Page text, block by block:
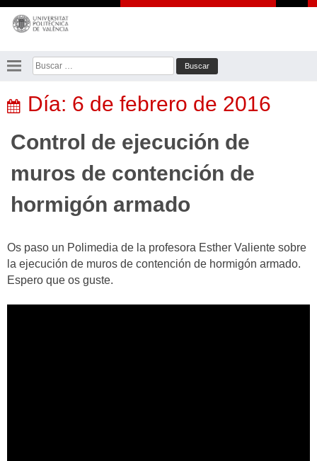
Saltar
contenido
Buscar:
Día: 6 de febrero de 2016
Control de ejecución de
muros de contención de
hormigón armado
Os paso un Polimedia de la profesora Esther Valiente sobre
la ejecución de muros de contención de hormigón armado.
Espero que os guste.